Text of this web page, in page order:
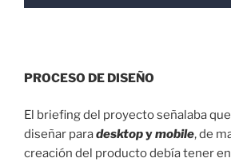
PROCESO DE DISEÑO
El briefing del proyecto señalaba
diseñar paradesktopymobile, de
creación del producto debía tener